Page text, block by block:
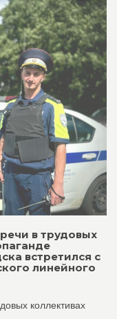
в трудовых
встретился с
линейного
коллективах